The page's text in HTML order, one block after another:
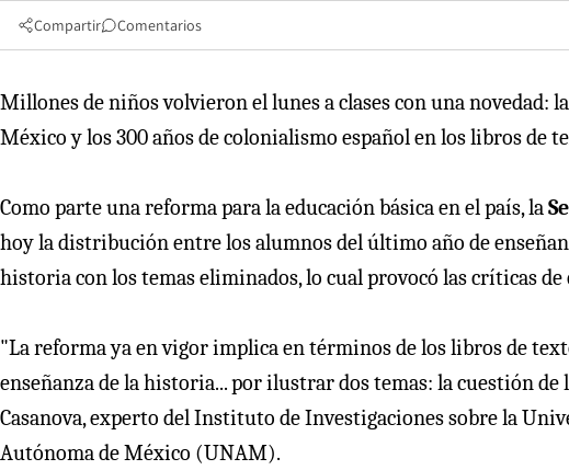
Compartir Comentarios
Millones de niños volvieron el lunes a clases con una novedad:
México y los 300 años de colonialismo español en los libros
Como parte una reforma para la educación básica en el país, la
hoy la distribución entre los alumnos del último año de
historia con los temas eliminados, lo cual provocó las críticas
"La reforma ya en vigor implica en términos de los libros de
enseñanza de la historia... por ilustrar dos temas: la cuestión
Casanova, experto del Instituto de Investigaciones sobre la
Autónoma de México (UNAM).